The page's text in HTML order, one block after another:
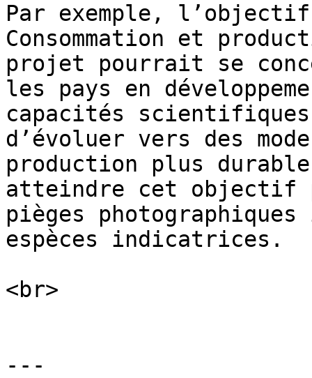
Par exemple, l’objectif
Consommation et
projet pourrait se
les pays en
capacités
d’évoluer vers des
production plus
atteindre cet objectif
pièges
espèces indicatrices.
<br>
---